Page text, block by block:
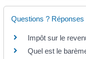
Questions ? Réponses
Impôt sur le
Quel est le